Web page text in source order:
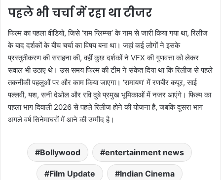
पहले भी चर्चा में रहा था टीजर
फिल्म का पहला वीडियो, जिसे ‘राम ग्लिम्प्स’ के नाम से जारी किया गया था, रिलीज
के बाद दर्शकों के बीच चर्चा का विषय बना था। जहां कई लोगों ने इसके
प्रस्तुतीकरण की सराहना की, वहीं कुछ दर्शकों ने VFX की गुणवत्ता को लेकर
सवाल भी उठाए थे। उस समय फिल्म की टीम ने संकेत दिया था कि रिलीज से पहले
तकनीकी पहलुओं पर और काम किया जाएगा। ‘रामायण’ में रणबीर कपूर, साई
पल्लवी, यश, सनी देओल और रवि दुबे प्रमुख भूमिकाओं में नजर आएंगे। फिल्म का
पहला भाग दिवाली 2026 से पहले रिलीज होने की योजना है, जबकि दूसरा भाग
अगले वर्ष सिनेमाघरों में आने की उम्मीद है।
Bollywood entertainment news
Film Update Indian Cinema